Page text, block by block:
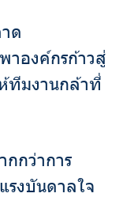
ด
าองค์กรก้าวสู่
ทีมงานกล้าที่
กกว่าการ
รงบันดาลใจ